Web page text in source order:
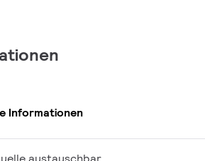
Informationen